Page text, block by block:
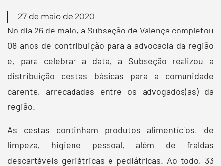
27 de maio de 2020
No dia 26 de maio, a Subseção de Valença completou
08 anos de contribuição para a advocacia da região
e, para celebrar a data, a Subseção realizou a
distribuição cestas básicas para a comunidade
carente, arrecadadas entre os advogados(as) da
região.
As cestas continham produtos alimentícios, de
limpeza, higiene pessoal, além de fraldas
descartáveis geriátricas e pediátricas. Ao todo, 33